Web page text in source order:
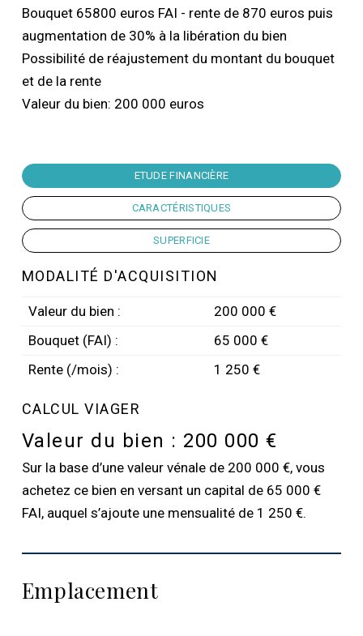
Bouquet 65800 euros FAI - rente de 870 euros puis
augmentation de 30% à la libération du bien
Possibilité de réajustement du montant du bouquet
et de la rente
Valeur du bien: 200 000 euros
ETUDE FINANCIÈRE
CARACTÉRISTIQUES
SUPERFICIE
MODALITÉ D'ACQUISITION
Valeur du bien :
200 000 €
Bouquet (FAI) :
65 000 €
Rente (/mois) :
1 250 €
CALCUL VIAGER
Valeur du bien : 200 000 €
Sur la base d’une valeur vénale de 200 000 €, vous
achetez ce bien en versant un capital de 65 000 €
FAI, auquel s’ajoute une mensualité de 1 250 €.
Emplacement